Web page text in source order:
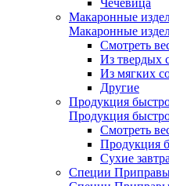
Чечевица
Макаронные
Макаронные
Смотреть
Из твердых
Из мягких
Другие
Продукция
Продукция
Смотреть
Продукция
Сухие
Специи